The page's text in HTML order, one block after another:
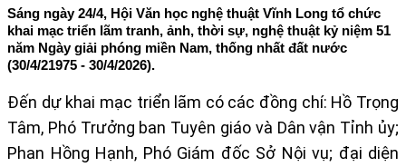
Sáng ngày 24/4, Hội Văn học nghệ thuật Vĩnh Long tổ chức
khai mạc triển lãm tranh, ảnh, thời sự, nghệ thuật kỷ niệm 51
năm Ngày giải phóng miền Nam, thống nhất đất nước
(30/4/21975 - 30/4/2026).
Đến dự khai mạc triển lãm có các đồng chí: Hồ Trọng
Tâm, Phó Trưởng ban Tuyên giáo và Dân vận Tỉnh ủy;
Phan Hồng Hạnh, Phó Giám đốc Sở Nội vụ; đại diện